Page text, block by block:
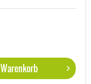
Warenkorb